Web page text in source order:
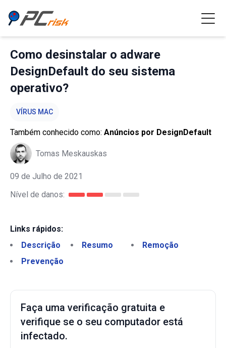
Como desinstalar o adware
DesignDefault do seu sistema
operativo?
VÍRUS MAC
Também conhecido como: Anúncios por DesignDefault
Tomas Meskauskas
09 de Julho de 2021
Nível de danos:
Links rápidos:
Descrição
Resumo
Remoção
Prevenção
Faça uma verificação gratuita e
verifique se o seu computador está
infectado.